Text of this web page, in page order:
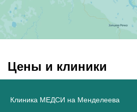
Цены и клиники
Клиника МЕДСИ на Менделеева